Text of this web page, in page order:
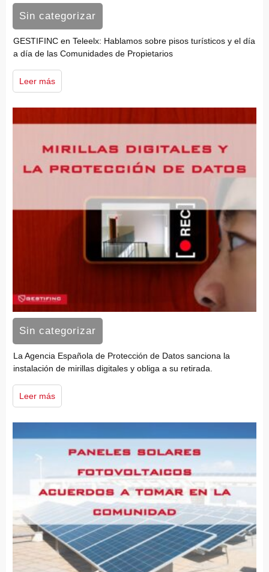
Sin categorizar
GESTIFINC en Teleelx: Hablamos sobre pisos turísticos y el día
a día de las Comunidades de Propietarios
Leer más
Sin categorizar
La Agencia Española de Protección de Datos sanciona la
instalación de mirillas digitales y obliga a su retirada.
Leer más